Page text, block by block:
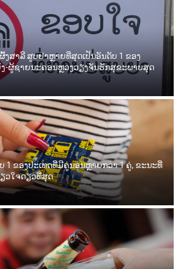
ງສາລີ ສູບຢາຫຼາຍທີ່ສຸດເປັນອັນດັບ 1 ຂອງ
ງ-ຜູ້ຊາຍນະຄອນຫຼວງວຽງຈັນຮັກສຸຂະພາບສຸດ
1 ຂອງປະເທດທີ່ມີຄູ່ນອນຫຼາຍກວ່າ 1 ຄູ່, ຂະນະທີ່
ວໃຈດຽວທີ່ສຸດ